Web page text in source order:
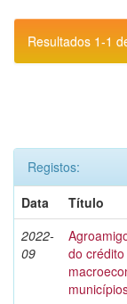
Resultados 1-1
Registos:
Data
Título
2022-
09
do